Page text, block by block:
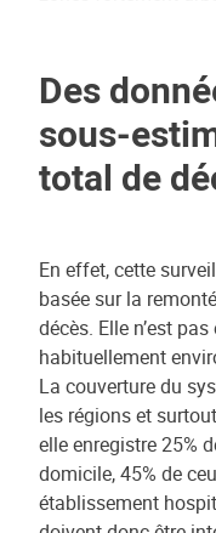
Des
sous-
total de
En effet, cette
basée sur la
décès. Elle n’est
habituellement
La couverture du
les régions et
elle enregistre 25%
domicile, 45% de
établissement